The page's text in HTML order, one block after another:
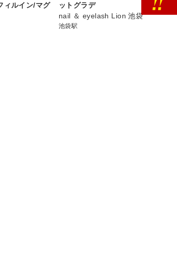
ィルイン/マグ
ットグラデ
nail ＆ eyelash Lion 池袋
池袋駅